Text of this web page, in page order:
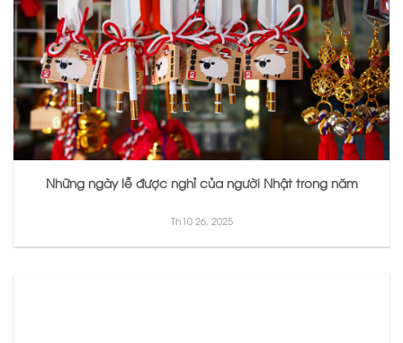
Những ngày lễ được nghỉ của người Nhật trong năm
Th10 26, 2025